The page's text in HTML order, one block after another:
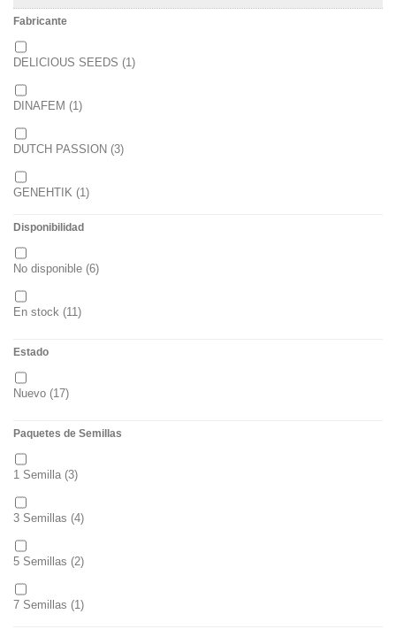
Fabricante
DELICIOUS SEEDS (1)
DINAFEM (1)
DUTCH PASSION (3)
GENEHTIK (1)
MEDICAL SEEDS
SWEET SEEDS
Disponibilidad
No disponible (6)
En stock (11)
Estado
Nuevo (17)
Paquetes de Semillas
1 Semilla (3)
3 Semillas (4)
5 Semillas (2)
7 Semillas (1)